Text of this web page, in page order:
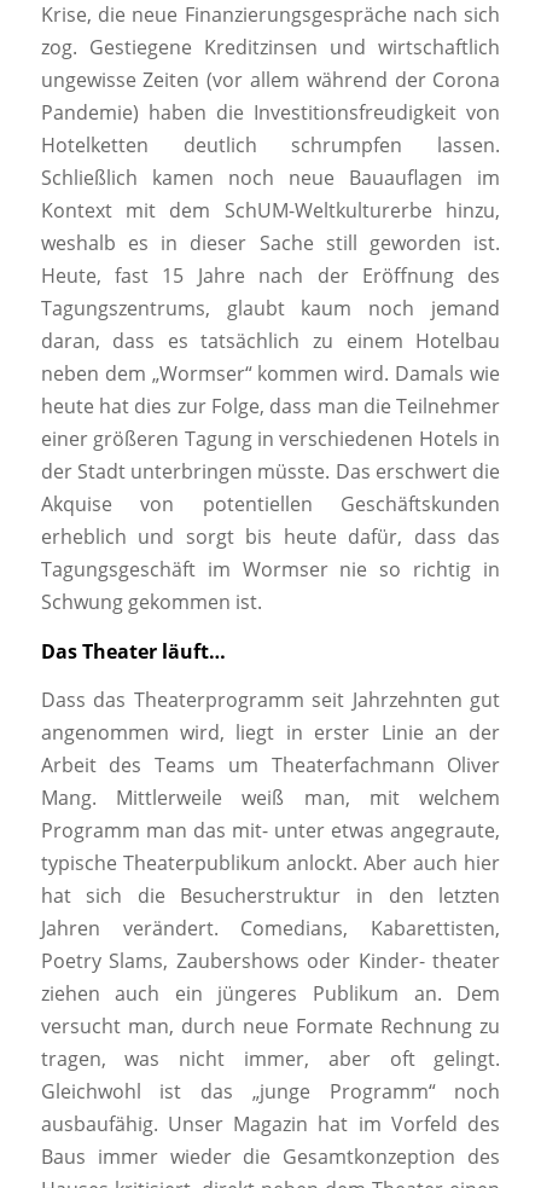
Krise, die neue Finanzierungsgespräche nach sich
zog. Gestiegene Kreditzinsen und wirtschaftlich
ungewisse Zeiten (vor allem während der Corona
Pandemie) haben die Investitionsfreudigkeit von
Hotelketten deutlich schrumpfen lassen.
Schließlich kamen noch neue Bauauflagen im
Kontext mit dem SchUM-Weltkulturerbe hinzu,
weshalb es in dieser Sache still geworden ist.
Heute, fast 15 Jahre nach der Eröffnung des
Tagungszentrums, glaubt kaum noch jemand
daran, dass es tatsächlich zu einem Hotelbau
neben dem „Wormser“ kommen wird. Damals wie
heute hat dies zur Folge, dass man die Teilnehmer
einer größeren Tagung in verschiedenen Hotels in
der Stadt unterbringen müsste. Das erschwert die
Akquise von potentiellen Geschäftskunden
erheblich und sorgt bis heute dafür, dass das
Tagungsgeschäft im Wormser nie so richtig in
Schwung gekommen ist.
Das Theater läuft…
Dass das Theaterprogramm seit Jahrzehnten gut
angenommen wird, liegt in erster Linie an der
Arbeit des Teams um Theaterfachmann Oliver
Mang. Mittlerweile weiß man, mit welchem
Programm man das mit- unter etwas angegraute,
typische Theaterpublikum anlockt. Aber auch hier
hat sich die Besucherstruktur in den letzten
Jahren verändert. Comedians, Kabarettisten,
Poetry Slams, Zaubershows oder Kinder- theater
ziehen auch ein jüngeres Publikum an. Dem
versucht man, durch neue Formate Rechnung zu
tragen, was nicht immer, aber oft gelingt.
Gleichwohl ist das „junge Programm“ noch
ausbaufähig. Unser Magazin hat im Vorfeld des
Baus immer wieder die Gesamtkonzeption des